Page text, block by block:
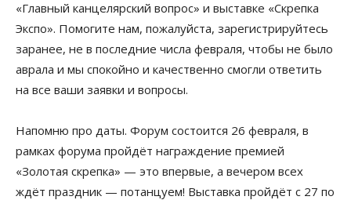
«Главный канцелярский вопрос» и выставке «Скрепка
Экспо». Помогите нам, пожалуйста, зарегистрируйтесь
заранее, не в последние числа февраля, чтобы не было
аврала и мы спокойно и качественно смогли ответить
на все ваши заявки и вопросы.
Напомню про даты. Форум состоится 26 февраля, в
рамках форума пройдёт награждение премией
«Золотая скрепка» — это впервые, а вечером всех
ждёт праздник — потанцуем! Выставка пройдёт с 27 по